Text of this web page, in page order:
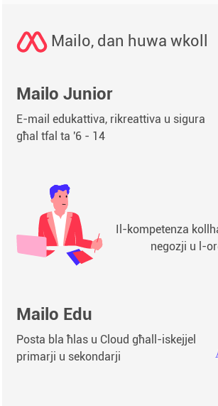
Mailo, dan huwa wkoll
Mailo Junior
E-mail edukattiva, rikreattiva u sigura
għal tfal ta '6 - 14
Il-kompetenza
negozji u l-
Mailo Edu
Posta bla ħlas u Cloud għall-iskejjel
primarji u sekondarji